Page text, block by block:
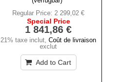
Regular Price: 2 299,02 €
Special Price
1 841,86 €
21% taxe inclut,Coût de livraison
exclut
Add to Cart